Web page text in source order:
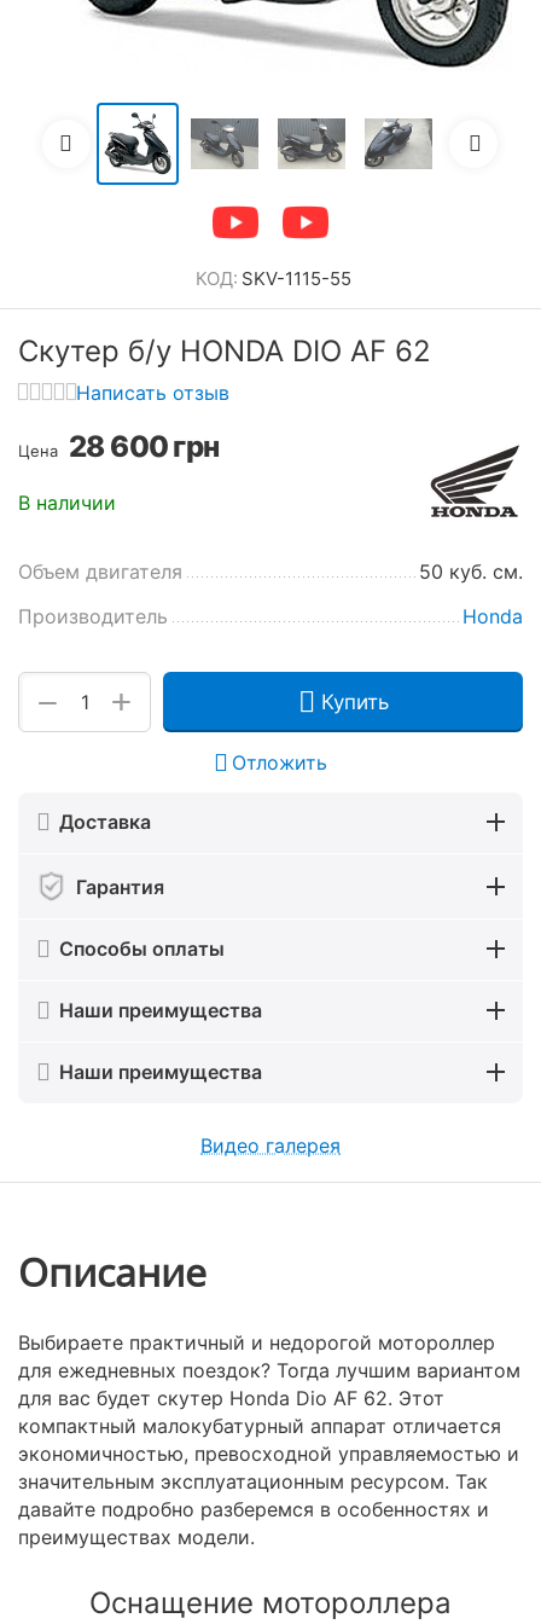
КОД: SKV-1115-55
Скутер б/у HONDA DIO AF 62
Написать отзыв
Цена 28 600грн
В наличии
Объем двигателя
50 куб. см.
Производитель
Honda
+
− Купить
Отложить
Доставка
Гарантия
Способы оплаты
Наши преимущества
Наши преимущества
Видео галерея
Описание
Выбираете практичный и недорогой мотороллер
для ежедневных поездок? Тогда лучшим вариантом
для вас будет скутер Honda Dio AF 62. Этот
компактный малокубатурный аппарат отличается
экономичностью, превосходной управляемостью и
значительным эксплуатационным ресурсом. Так
давайте подробно разберемся в особенностях и
преимуществах модели.
Оснащение мотороллера